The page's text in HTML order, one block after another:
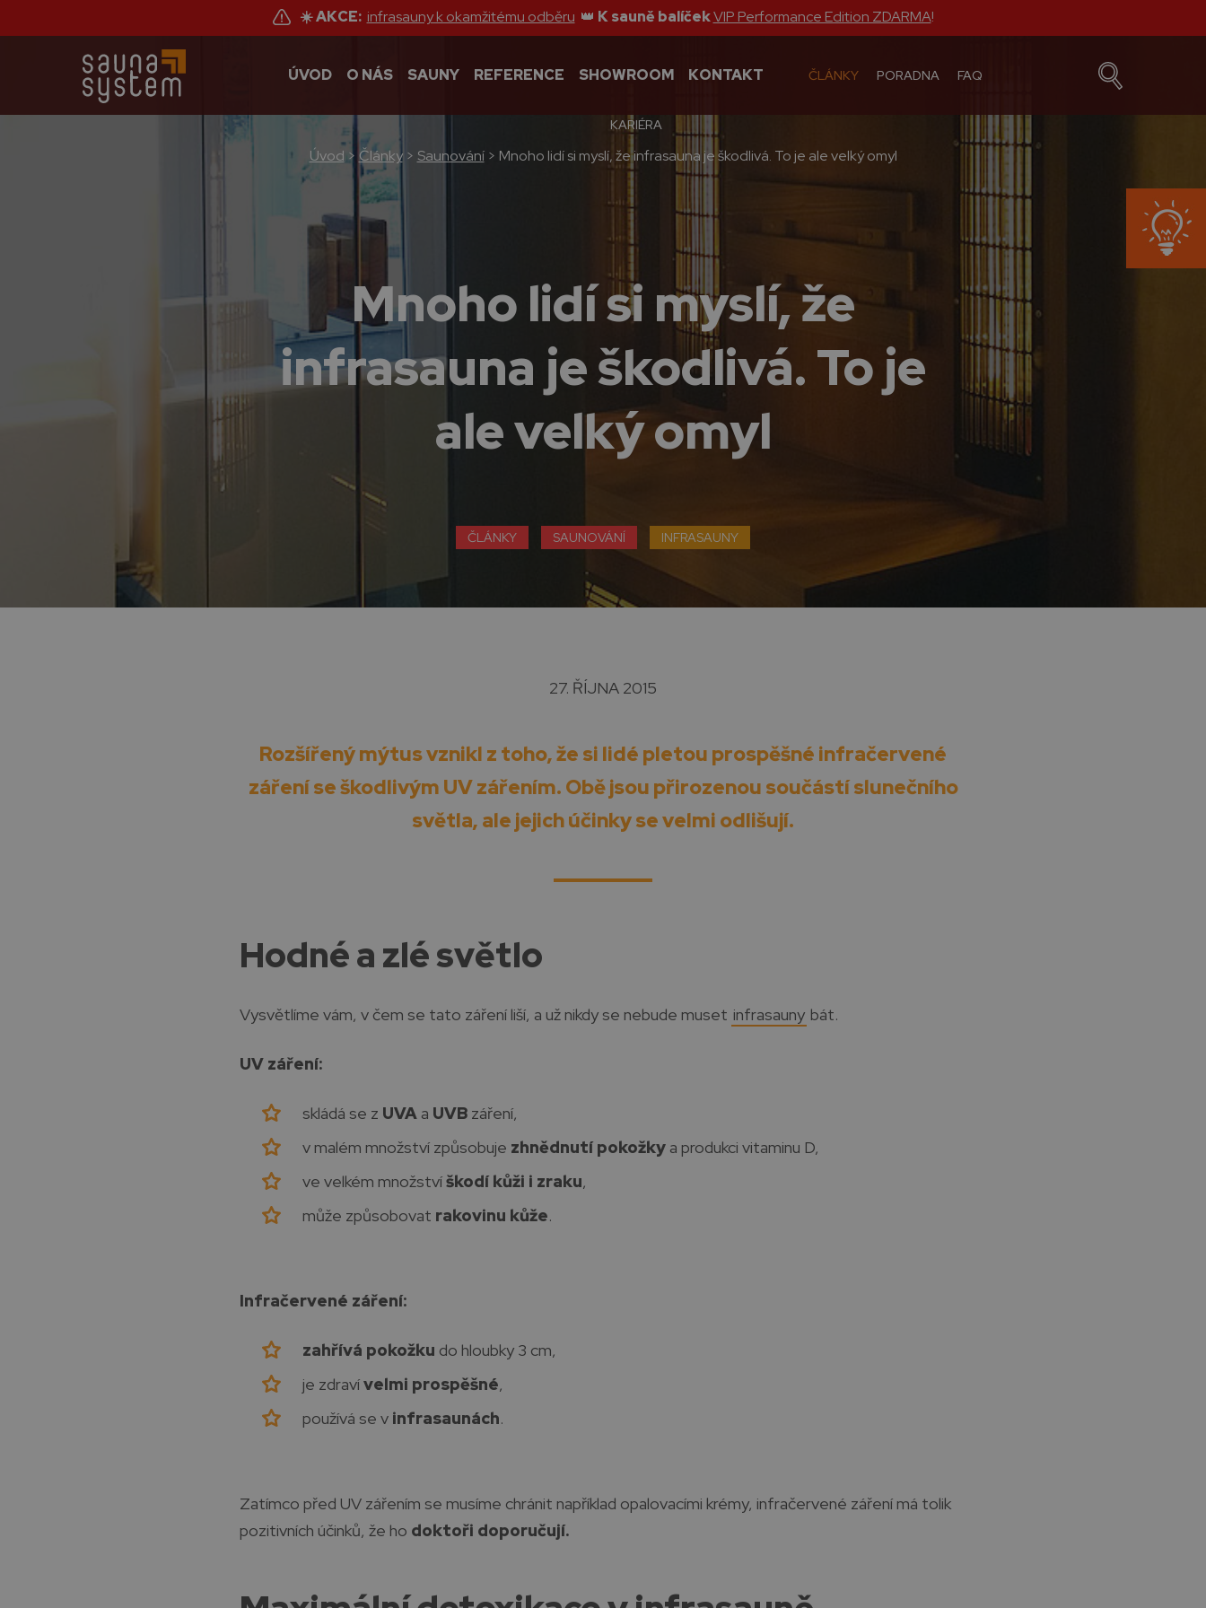
☀️ AKCE: infrasauny k okamžitému odběru 👑 K sauně balíčekVIP Performance Edition ZDARMA!
ÚVOD O NÁS SAUNY REFERENCE SHOWROOM KONTAKT ČLÁNKY PORADNA FAQ
KARIÉRA
Úvod> Články> Saunování> Mnoho lidí si myslí, že infrasauna je škodlivá. To je ale velký omyl
Mnoho lidí si myslí, že
infrasauna je škodlivá. To je
ale velký omyl
ČLÁNKY SAUNOVÁNÍ INFRASAUNY
27. ŘÍJNA 2015
Rozšířený mýtus vznikl z toho, že si lidé pletou prospěšné infračervené
záření se škodlivým UV zářením. Obě jsou přirozenou součástí slunečního
světla, ale jejich účinky se velmi odlišují.
Hodné a zlé světlo
Vysvětlíme vám, v čem se tato záření liší, a už nikdy se nebude muset infrasauny bát.
UV záření:
skládá se z UVA a UVB záření,
v malém množství způsobuje zhnědnutí pokožky a produkci vitaminu D,
ve velkém množstvíškodí kůži i zraku,
může způsobovat rakovinu kůže.
Infračervené záření:
zahřívá pokožku do hloubky 3 cm,
je zdravívelmi prospěšné,
používá se v infrasaunách.
Zatímco před UV zářením se musíme chránit například opalovacími krémy, infračervené záření má tolik
pozitivních účinků, že ho doktoři doporučují.